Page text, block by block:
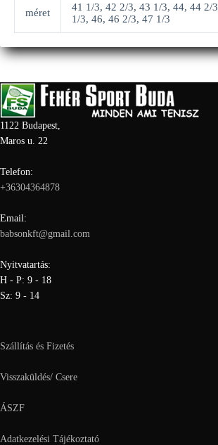
méret
41 1/3, 42 2/3, 43 1/3, 44, 44 2/
1/3, 46, 46 2/3, 47 1/3
1122 Budapest,
Maros u. 22
Telefon:
+36304364878
Email:
babsonkft@gmail.com
Nyitvatartás:
H - P: 9 - 18
Sz: 9 - 14
Szállítás és Fizetés
Visszaküldés/ Csere
ÁSZF
Adatkezelési Tájékoztató